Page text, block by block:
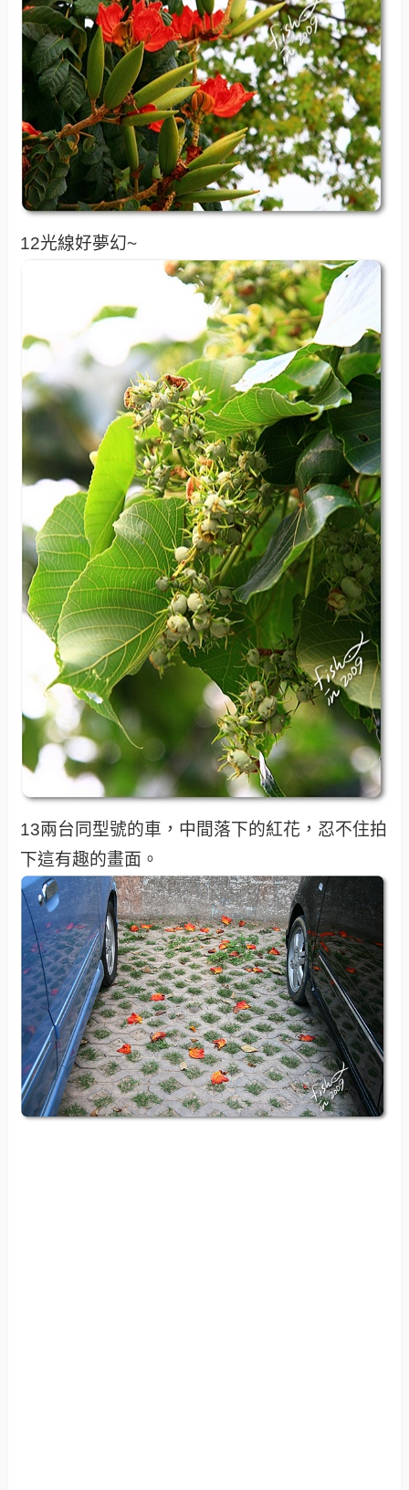
12光線好夢幻~
13兩台同型號的車，中間落下的紅花，忍不住拍
下這有趣的畫面。